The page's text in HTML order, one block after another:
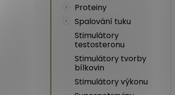
Proteiny
Spalování tuku
Stimulátory
testosteronu
Stimulátory tvorby
bílkovin
Stimulátory výkonu